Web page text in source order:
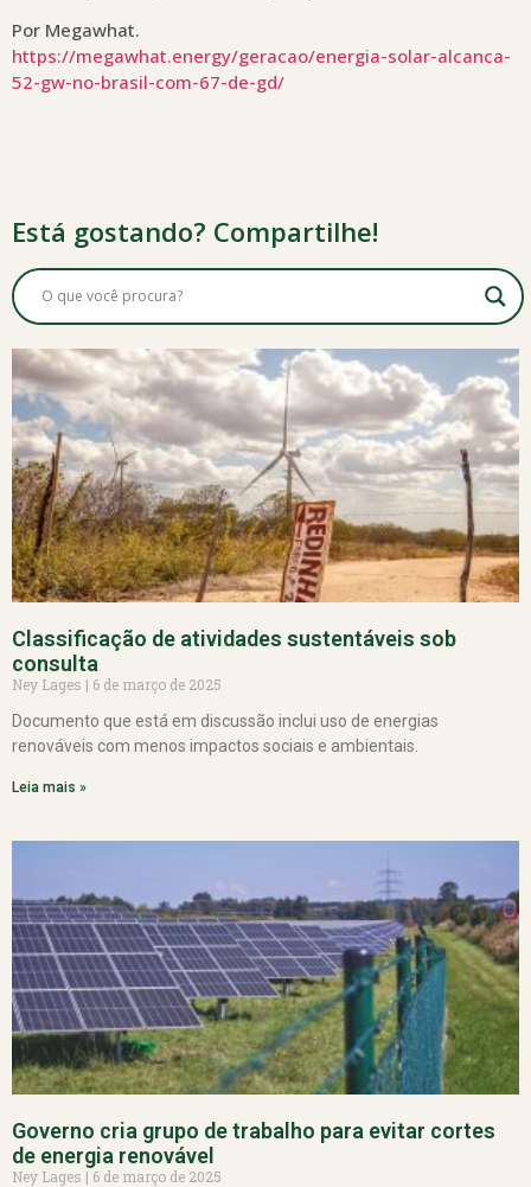
Por Megawhat.
https://megawhat.energy/geracao/energia-solar-alcanca-
52-gw-no-brasil-com-67-de-gd/
Está gostando? Compartilhe!
Classificação de atividades sustentáveis sob
consulta
Ney Lages
6 de março de 2025
Documento que está em discussão inclui uso de energias
renováveis com menos impactos sociais e ambientais.
Leia mais »
Governo cria grupo de trabalho para evitar cortes
de energia renovável
Ney Lages
6 de março de 2025